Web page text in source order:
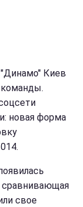
"Динамо" Киев
новая форма
сравнивающая
свое